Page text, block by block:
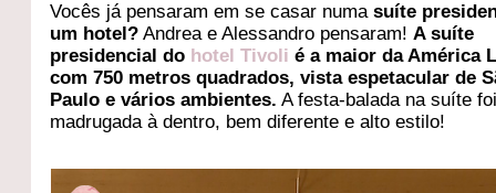
Vocês já pensaram em se casar numasuíte
um hotel? Andrea e Alessandro pensaram!A suíte
presidencial do hotel Tivoli é a maior da América
com 750 metros quadrados, vista espetacular de
Paulo e vários ambientes. A festa-balada na suíte
madrugada à dentro, bem diferente e alto estilo!